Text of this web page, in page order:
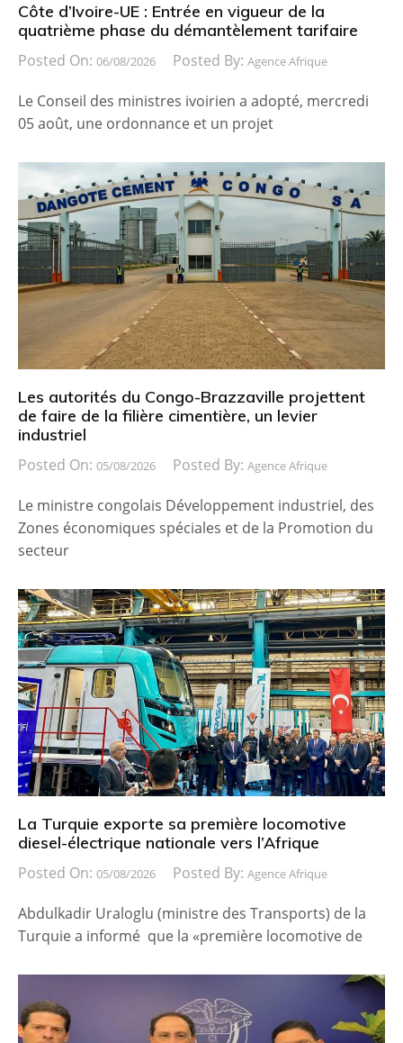
Côte d’Ivoire-UE : Entrée en vigueur de la
quatrième phase du démantèlement tarifaire
Posted On: 06/08/2026 Posted By: Agence Afrique
Le Conseil des ministres ivoirien a adopté, mercredi
05 août, une ordonnance et un projet
Les autorités du Congo-Brazzaville projettent
de faire de la filière cimentière, un levier
industriel
Posted On: 05/08/2026 Posted By: Agence Afrique
Le ministre congolais Développement industriel, des
Zones économiques spéciales et de la Promotion du
secteur
La Turquie exporte sa première locomotive
diesel-électrique nationale vers l’Afrique
Posted On: 05/08/2026 Posted By: Agence Afrique
Abdulkadir Uraloglu (ministre des Transports) de la
Turquie a informé que la «première locomotive de